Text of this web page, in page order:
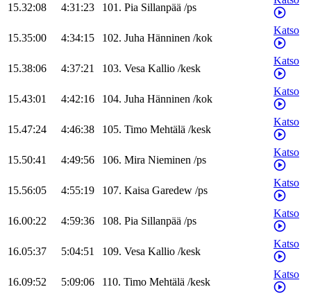
15.32:08 4:31:23 101. Pia Sillanpää /ps
15.35:00 4:34:15 102. Juha Hänninen /kok
Katso
15.38:06 4:37:21 103. Vesa Kallio /kesk
Katso
15.43:01 4:42:16 104. Juha Hänninen /kok
Katso
15.47:24 4:46:38 105. Timo Mehtälä /kesk
Katso
15.50:41 4:49:56 106. Mira Nieminen /ps
Katso
15.56:05 4:55:19 107. Kaisa Garedew /ps
Katso
16.00:22 4:59:36 108. Pia Sillanpää /ps
Katso
16.05:37 5:04:51 109. Vesa Kallio /kesk
Katso
16.09:52 5:09:06 110. Timo Mehtälä /kesk
Katso